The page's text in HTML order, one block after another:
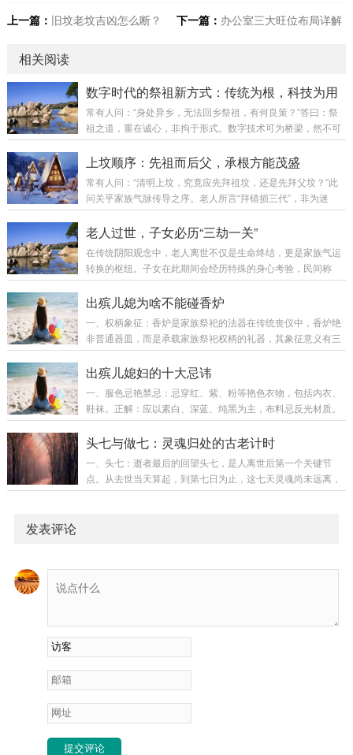
上一篇： 旧坟老坟吉凶怎么断？ 下一篇： 办公室三大旺位布局详解
相关阅读
数字时代的祭祖新方式：传统为根，科技为用
常有人问：“身处异乡，无法回乡祭祖，有何良策？”答曰：祭
祖之道，重在诚心，非拘于形式。数字技术可为桥梁，然不可
替代实地祭祖之根本意义。今日便为诸位梳理数字时代祭祖之
探索与实践，以作参考。第一章：传统祭祖之困境困境具体表
困境家族成员分散各地，齐聚祭祖愈发困难传承困境年轻一代
对祭祖意义理解渐浅，文化面临断层形式困境传统祭祖形式在
一：线上祭祖平台各大互联网公司推出的虚拟祭祖服务...
上坟顺序：先祖而后父，承根方能茂盛
常有人问：“清明上坟，究竟应先拜祖坟，还是先拜父坟？”此
问关乎家族气脉传导之序。老人所言“拜错损三代”，非为迷
信，实乃根基与枝叶之序不可乱也。正确顺序：先拜祖坟，再
拜父坟。非父母不重要，而是气脉传导，必由根而起，方能及
水之核心，在于气脉传导。祖先气场自祖坟起，一代代向下传
递。如大树，根吸营养，先供主干，主干再养枝叶。祖坟为气
通源头，使气脉通畅。若先祭父坟，如...
老人过世，子女必历“三劫一关”
在传统阴阳观念中，老人离世不仅是生命终结，更是家族气运
转换的枢纽。子女在此期间会经历特殊的身心考验，民间称
为“孝劫”，主要体现为三劫一关：一、心劫：哀伤成疾，气滞
神昏老人过世后四十九日内，子女最易出现：心脉淤塞：突發
膻中穴。魂不守舍：精神恍惚，常觉老人音容在侧，夜半惊醒
疑闻呼唤。记忆交错：混淆生前身后事，如给逝者留饭、与其
逝者一件素色旧衣裁剪的心口袋（贴胸口）。忌独处暗...
出殡儿媳为啥不能碰香炉
一、权柄象征：香炉是家族祭祀的法器在传统丧仪中，香炉绝
非普通器皿，而是承载家族祭祀权柄的礼器，其象征意义有三
重：宗法之重：香炉代表家族香火传承的正统性。触碰权属于
宗法序列中的男性继承人——通常是长子或长孙，他们通过执
凭证。唯血脉直系男性执炉，方被视为“阳间代表”与祖先对
话。秩序之眼：香炉如仪式之眼，注视整个丧礼的礼法秩序。
家人也是“客”儿媳在夫家丧仪中的身份具有微妙矛...
出殡儿媳妇的十大忌讳
一、服色忌艳禁忌：忌穿红、紫、粉等艳色衣物，包括内衣、
鞋袜。正解：应以素白、深蓝、纯黑为主，布料忌反光材质。
特殊讲究：若公婆中尚有一位健在，可于白衣襟内缝小红布条
（边长一寸）以示“孝中有生”，但不可外露。二、妆饰忌亮禁
水、指甲油。正解：可佩戴素银或玉质无光饰物（如麻花银
镯、平安玉扣），长发需用深色布条束紧，忌披头散发。细
头七与做七：灵魂归处的古老计时
一、头七：逝者最后的回望头七，是人离世后第一个关键节
点。从去世当天算起，到第七日为止，这七天灵魂尚未远离，
仍在人间飘荡。民间相信，头七当夜子时（23点至凌晨1
梦中若见逝者衣衫整洁、面容安详，便是已顺利上路如初一去
世，头七便是初七。这夜许多家庭能感觉到异常：烛火莫...
发表评论
提交评论